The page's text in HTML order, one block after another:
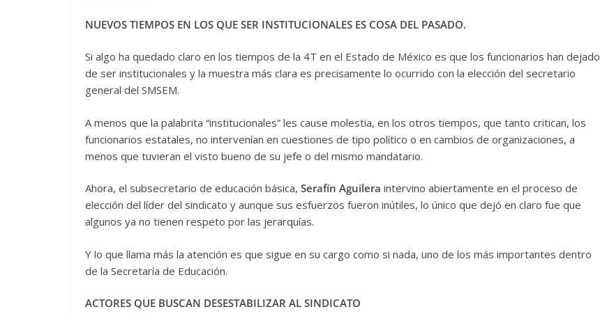
NUEVOS TIEMPOS EN LOS QUE SER INSTITUCIONALES ES COSA DEL PASADO.
Si algo ha quedado claro en los tiempos de la 4T en el Estado de México es que los funcionarios han dejado
de ser institucionales y la muestra más clara es precisamente lo ocurrido con la elección del secretario
general del SMSEM.
A menos que la palabrita “institucionales” les cause molestia, en los otros tiempos, que tanto critican, los
funcionarios estatales, no intervenían en cuestiones de tipo político o en cambios de organizaciones, a
menos que tuvieran el visto bueno de su jefe o del mismo mandatario.
Ahora, el subsecretario de educación básica, Serafín Aguilera intervino abiertamente en el proceso de
elección del líder del sindicato y aunque sus esfuerzos fueron inútiles, lo único que dejó en claro fue que
algunos ya no tienen respeto por las jerarquías.
Y lo que llama más la atención es que sigue en su cargo como si nada, uno de los más importantes dentro
de la Secretaría de Educación.
ACTORES QUE BUSCAN DESESTABILIZAR AL SINDICATO